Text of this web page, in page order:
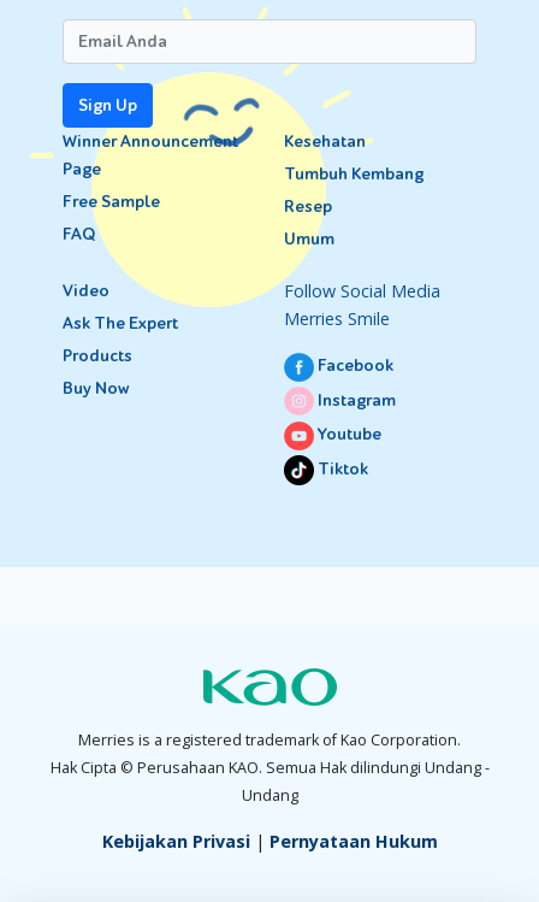
Sign Up
Winner Announcement
Page
Free Sample
FAQ
Kesehatan
Tumbuh Kembang
Resep
Umum
Video
Ask The Expert
Products
Buy Now
Follow Social Media
Merries Smile
Facebook
Instagram
Youtube
Tiktok
Merries is a registered trademark of Kao Corporation.
Hak Cipta © Perusahaan KAO. Semua Hak dilindungi Undang -
Undang
Kebijakan Privasi| Pernyataan Hukum